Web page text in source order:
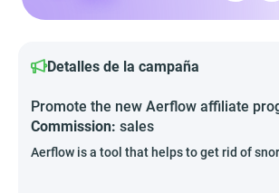
Detalles de la campaña
Promote the new Aerflow affiliate
Commission: sales
Aerflow is a tool that helps to get rid of